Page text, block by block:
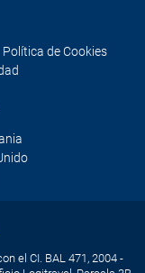
Política de Cookies
el CI. BAL 471, 2004 -